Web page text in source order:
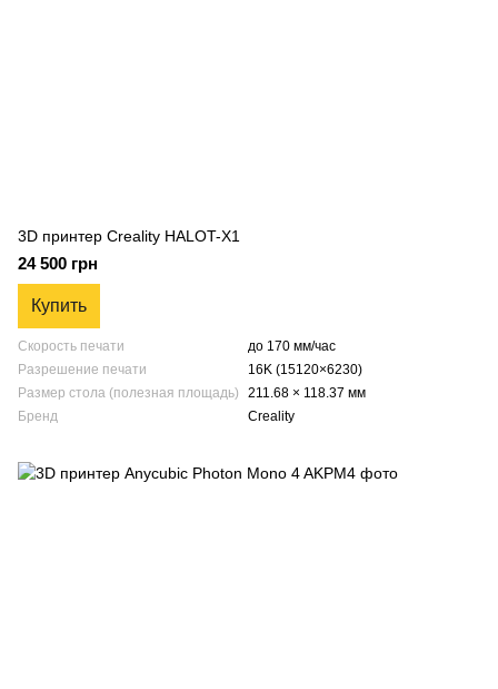
3D принтер Creality HALOT-X1
24 500 грн
Купить
Скорость печати
до 170 мм/час
Разрешение печати
16K (15120×6230)
Размер стола (полезная площадь)
211.68 × 118.37 мм
Бренд
Creality